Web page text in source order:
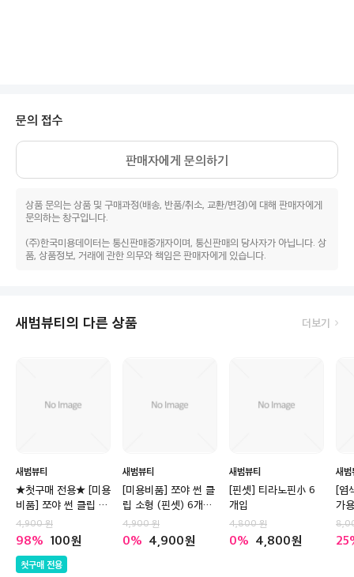
문의 접수
판매자에게 문의하기
상품 문의는 상품 및 구매과정(배송, 반품/취소, 교환/변경)에 대해 판매자에게
문의하는 창구입니다.
(주)한국미용데이터는 통신판매중개자이며, 통신판매의 당사자가 아닙니다. 상
품, 상품정보, 거래에 관한 의무와 책임은 판매자에게 있습니다.
새범뷰티의 다른 상품 더보기
새범뷰티
★첫구매 전용★ [미용
비품] 쪼야 썬 클립 소
형 (핀셋) 6개입 (색상
랜덤)
4,900
98 100
첫구매 전용
새범뷰티
[미용비품] 쪼야 썬 클
립 소형 (핀셋) 6개입
(색상랜덤)
4,900
0 4,900
새범뷰티
[핀셋] 티라노핀小 6
개입
4,800
0 4,800
새범
[염
가
개입
25